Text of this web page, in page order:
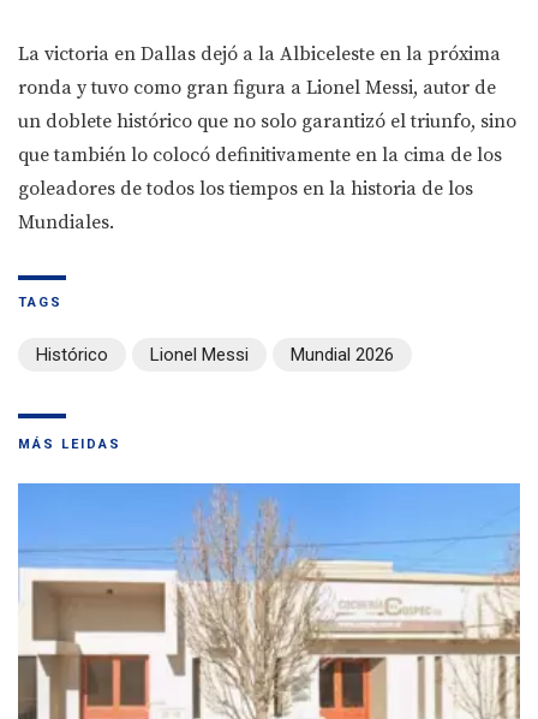
La victoria en Dallas dejó a la Albiceleste en la próxima
ronda y tuvo como gran figura a Lionel Messi, autor de
un doblete histórico que no solo garantizó el triunfo, sino
que también lo colocó definitivamente en la cima de los
goleadores de todos los tiempos en la historia de los
Mundiales.
TAGS
Histórico Lionel Messi Mundial 2026
MÁS LEIDAS